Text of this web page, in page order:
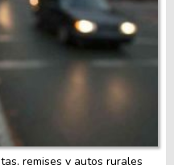
remises y autos rurales